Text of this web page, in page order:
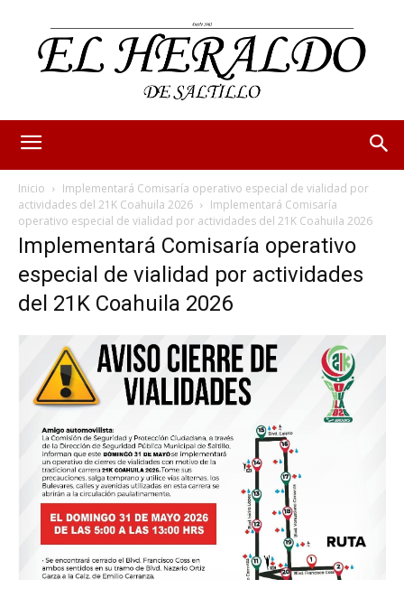
Inicio
Implementará Comisaría operativo especial de vialidad por
actividades del 21K Coahuila 2026
Implementará Comisaría
operativo especial de vialidad por actividades del 21K Coahuila 2026
Implementará Comisaría operativo
especial de vialidad por actividades
del 21K Coahuila 2026